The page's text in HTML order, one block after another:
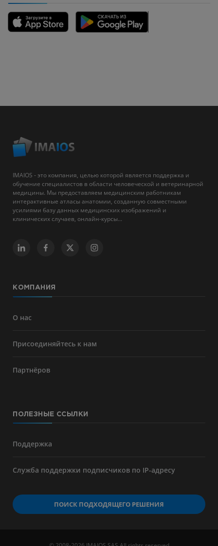
IMAIOS - это компания, целью которой является поддержка и
обучение специалистов в области человеческой и ветеринарной
медицины. Мы предоставляем медицинским работникам
интерактивные атласы анатомии, созданную совместными
усилиями базу данных медицинских изображений и
клинических случаев, онлайн-курсы...
КОМПАНИЯ
О нас
Присоединяйтесь к нам
Партнёров
ПОЛЕЗНЫЕ ССЫЛКИ
Поддержка
Служба поддержки подписчиков по IP-адресу
ПОИСК ПОДХОДЯЩЕГО РЕШЕНИЯ